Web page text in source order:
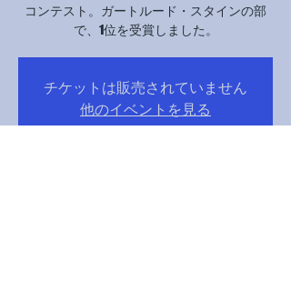
コンテスト。ガートルード・スタインの部
で、1位を受賞しました。
チケットは販売されていません
他のイベントを見る